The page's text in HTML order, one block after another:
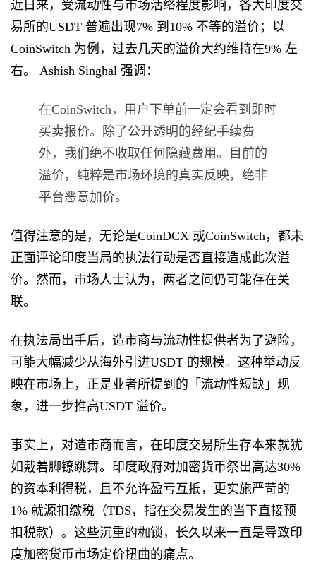
近日来，受流动性与市场活络程度影响，各大印度交
易所的USDT 普遍出现7% 到10% 不等的溢价；以
CoinSwitch 为例，过去几天的溢价大约维持在9% 左
右。 Ashish Singhal 强调：
在CoinSwitch，用户下单前一定会看到即时
买卖报价。除了公开透明的经纪手续费
外，我们绝不收取任何隐藏费用。目前的
溢价，纯粹是市场环境的真实反映，绝非
平台恶意加价。
值得注意的是，无论是CoinDCX 或CoinSwitch，都未
正面评论印度当局的执法行动是否直接造成此次溢
价。然而，市场人士认为，两者之间仍可能存在关
联。
在执法局出手后，造市商与流动性提供者为了避险，
可能大幅减少从海外引进USDT 的规模。这种举动反
映在市场上，正是业者所提到的「流动性短缺」现
象，进一步推高USDT 溢价。
事实上，对造市商而言，在印度交易所生存本来就犹
如戴着脚镣跳舞。印度政府对加密货币祭出高达30%
的资本利得税，且不允许盈亏互抵，更实施严苛的
1% 就源扣缴税（TDS，指在交易发生的当下直接预
扣税款）。这些沉重的枷锁，长久以来一直是导致印
度加密货币市场定价扭曲的痛点。